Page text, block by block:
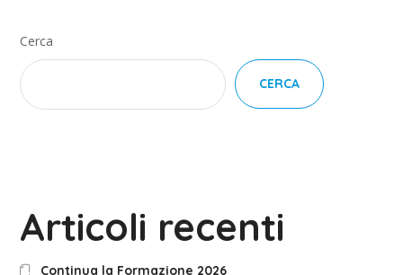
Cerca
CERCA
Articoli recenti
Continua la Formazione 2026